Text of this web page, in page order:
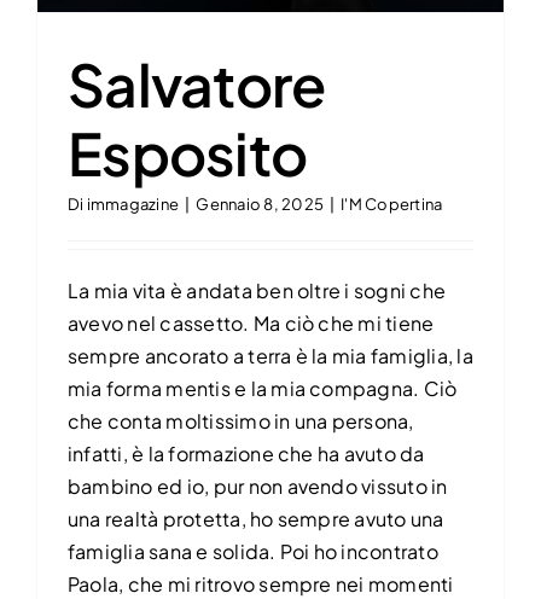
Salvatore
Esposito
Di immagazine Gennaio 8, 2025 I'M Copertina
La mia vita è andata ben oltre i sogni che
avevo nel cassetto. Ma ciò che mi tiene
sempre ancorato a terra è la mia famiglia, la
mia forma mentis e la mia compagna. Ciò
che conta moltissimo in una persona,
infatti, è la formazione che ha avuto da
bambino ed io, pur non avendo vissuto in
una realtà protetta, ho sempre avuto una
famiglia sana e solida. Poi ho incontrato
Paola, che mi ritrovo sempre nei momenti